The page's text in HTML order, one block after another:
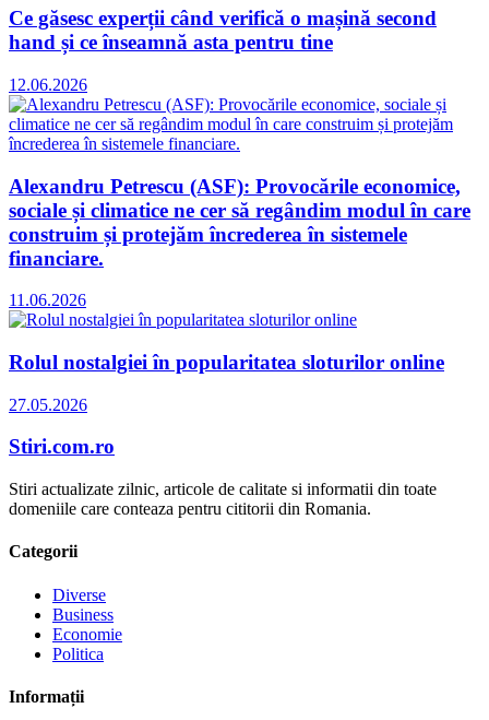
Ce găsesc experții când verifică o mașină second
hand și ce înseamnă asta pentru tine
12.06.2026
Alexandru Petrescu (ASF): Provocările economice,
sociale și climatice ne cer să regândim modul în care
construim și protejăm încrederea în sistemele
financiare.
11.06.2026
Rolul nostalgiei în popularitatea sloturilor online
27.05.2026
Stiri.com.ro
Stiri actualizate zilnic, articole de calitate si informatii din toate
domeniile care conteaza pentru cititorii din Romania.
Categorii
Diverse
Business
Economie
Politica
Informații